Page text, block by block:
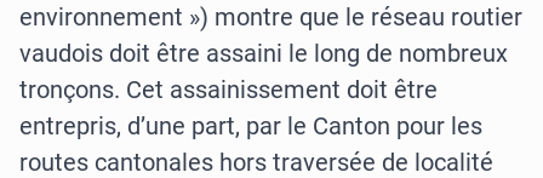
environnement ») montre que le réseau routier
vaudois doit être assaini le long de nombreux
tronçons. Cet assainissement doit être
entrepris, d’une part, par le Canton pour les
routes cantonales hors traversée de localité